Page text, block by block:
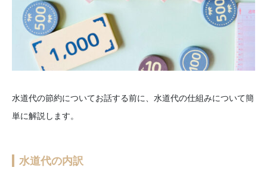
水道代の節約についてお話する前に、水道代の仕組みについて簡
単に解説します。
水道代の内訳